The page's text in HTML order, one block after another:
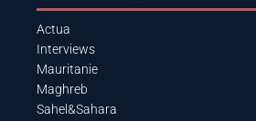
Actua
Interviews
Mauritanie
Maghreb
Sahel&Sahara